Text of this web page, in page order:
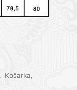
Košarka